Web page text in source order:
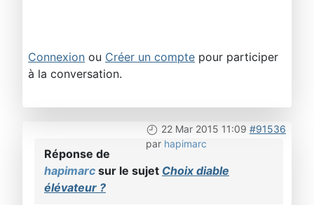
Connexion ou Créer un compte pour participer
à la conversation.
22 Mar 2015 11:09 #91536
par hapimarc
Réponse de
hapimarc sur le sujet Choix diable
élévateur ?